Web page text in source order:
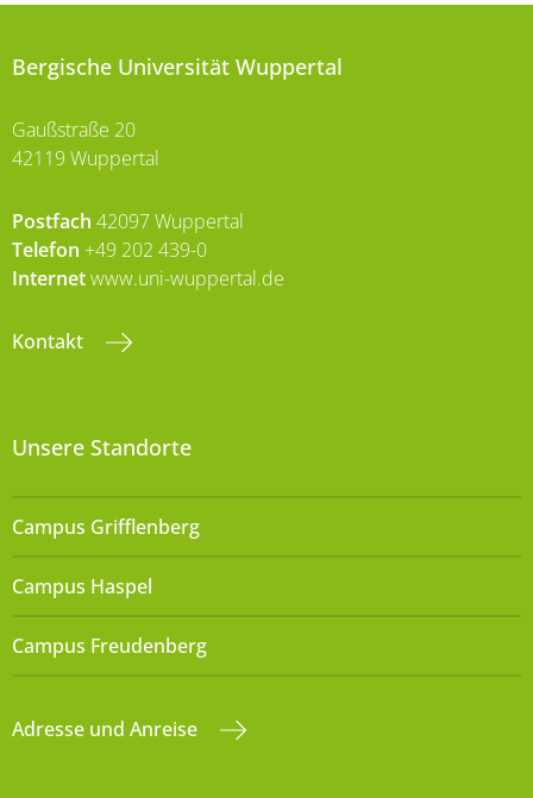
Bergische Universität Wuppertal
Gaußstraße 20
42119 Wuppertal
Postfach 42097 Wuppertal
Telefon +49 202 439-0
Internetwww.uni-wuppertal.de
Kontakt
Unsere Standorte
Campus Grifflenberg
Campus Haspel
Campus Freudenberg
Adresse und Anreise